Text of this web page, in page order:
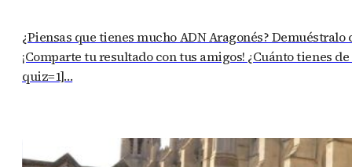
¿Piensas que tienes mucho ADN Aragonés?
¡Comparte tu resultado con tus amigos! ¿Cuánto tienes
quiz=1]…